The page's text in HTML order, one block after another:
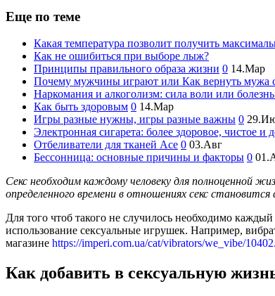
Еще по теме
Какая температура позволит получить
Как не ошибиться при выборе лыж?
Принципы правильного образа жизни 0 14.Мар
Почему мужчины играют или Как вернуть мужа
Наркомания и алкоголизм: сила воли или болезнь
Как быть здоровым 0 14.Мар
Игры разные нужны, игры разные важны 0
Электронная сигарета: более здоровое, чистое и
Отбеливатели для тканей Ace 0 03.Авг
Бессонница: основные причины и факторы 0
Секс необходим каждому человеку для полноценной
определенного времени в отношениях секс
Для того чтоб такого не случилось необходимо
использование сексуальные игрушек. Например,
магазине https://imperi.com.ua/cat/vibrators/we_vibe/
Как добавить в сексуальную